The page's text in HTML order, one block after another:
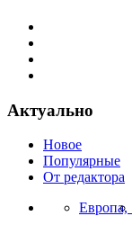
Актуально
Новое
Популярные
От редактора
Европа,